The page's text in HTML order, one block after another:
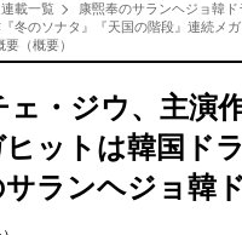
連載一覧
康煕奉のサランヘジョ韓ド
冬のソナタ』『天国の階段』連続メ
（概要）
・ジウ、主演
ットは韓国ド
ランヘジョ韓ド